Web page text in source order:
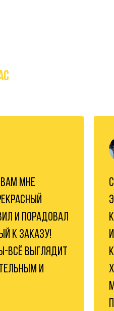
МНЕ
И ПОРАДОВАЛ
К ЗАКАЗУ!
ВСЁ ВЫГЛЯДИТ
И